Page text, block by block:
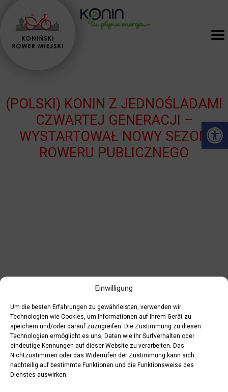
Einwilligung
Um die besten Erfahrungen zu gewährleisten, verwenden wir
Technologien wie Cookies, um Informationen auf Ihrem Gerät zu
speichern und/oder darauf zuzugreifen. Die Zustimmung zu diesen
Technologien ermöglicht es uns, Daten wie Ihr Surfverhalten oder
eindeutige Kennungen auf dieser Website zu verarbeiten. Das
Nichtzustimmen oder das Widerrufen der Zustimmung kann sich
nachteilig auf bestimmte Funktionen und die Funktionsweise des
Dienstes auswirken.
(POLSKI) KONIN Z JEDNOŚLADAMI
CZWARTEJ GENERACJI –
WYSTARTOWAŁ NOWY SEZON
ROWERU PUBLICZNEGO